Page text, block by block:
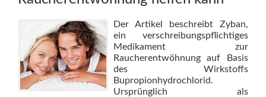
Der Artikel beschreibt Zyban,
ein verschreibungspflichtiges
Medikament zur
Raucherentwöhnung auf Basis
des Wirkstoffs
Bupropionhydrochlorid.
Ursprünglich als